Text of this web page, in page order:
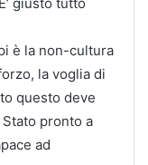
è la non-cultura
la voglia di
questo deve
pronto a
ad